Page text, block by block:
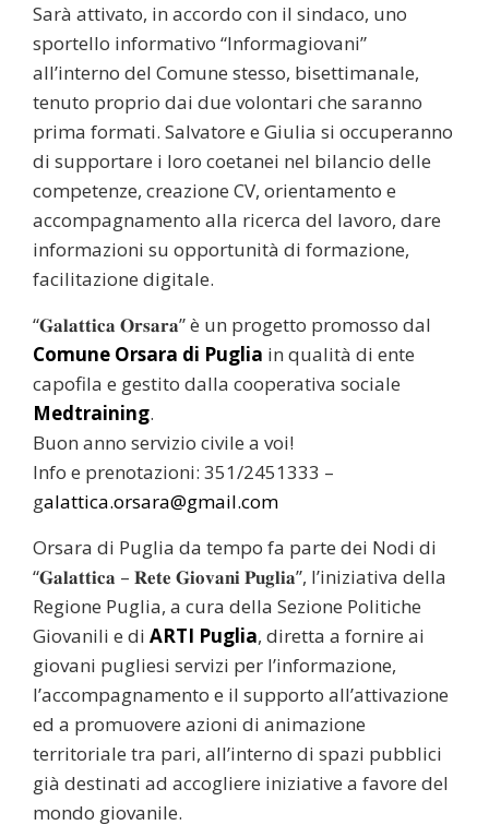
Sarà attivato, in accordo con il sindaco, uno
sportello informativo “Informagiovani”
all’interno del Comune stesso, bisettimanale,
tenuto proprio dai due volontari che saranno
prima formati. Salvatore e Giulia si occuperanno
di supportare i loro coetanei nel bilancio delle
competenze, creazione CV, orientamento e
accompagnamento alla ricerca del lavoro, dare
informazioni su opportunità di formazione,
facilitazione digitale.
“𝐆𝐚𝐥𝐚𝐭𝐭𝐢𝐜𝐚 𝐎𝐫𝐬𝐚𝐫𝐚” è un progetto promosso dal
Comune Orsara di Puglia in qualità di ente
capofila e gestito dalla cooperativa sociale
Medtraining.
Buon anno servizio civile a voi!
Info e prenotazioni: 351/2451333 –
galattica.orsara@gmail.com
Orsara di Puglia da tempo fa parte dei Nodi di
“𝐆𝐚𝐥𝐚𝐭𝐭𝐢𝐜𝐚 – 𝐑𝐞𝐭𝐞 𝐆𝐢𝐨𝐯𝐚𝐧𝐢 𝐏𝐮𝐠𝐥𝐢𝐚”, l’iniziativa della
Regione Puglia, a cura della Sezione Politiche
Giovanili e di ARTI Puglia, diretta a fornire ai
giovani pugliesi servizi per l’informazione,
l’accompagnamento e il supporto all’attivazione
ed a promuovere azioni di animazione
territoriale tra pari, all’interno di spazi pubblici
già destinati ad accogliere iniziative a favore del
mondo giovanile.